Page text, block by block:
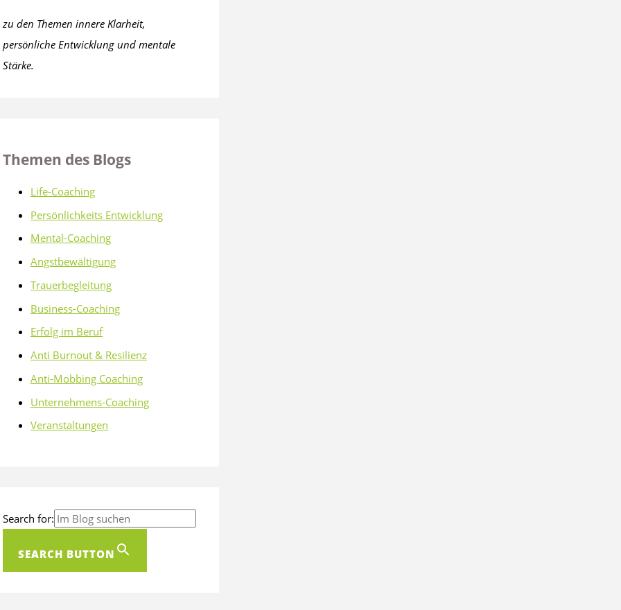
zu den Themen innere Klarheit,
persönliche Entwicklung und mentale
Stärke.
Themen des Blogs
Life-Coaching
Persönlichkeits Entwicklung
Mental-Coaching
Angstbewältigung
Trauerbegleitung
Business-Coaching
Erfolg im Beruf
Anti Burnout & Resilienz
Anti-Mobbing Coaching
Unternehmens-Coaching
Veranstaltungen
Search for:
SEARCH BUTTON